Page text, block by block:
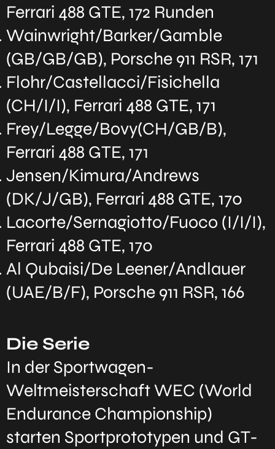
Ferrari 488 GTE, 172 Runden
Wainwright/Barker/Gamble
(GB/GB/GB), Porsche 911 RSR, 171
Flohr/Castellacci/Fisichella
(CH/I/I), Ferrari 488 GTE, 171
Frey/Legge/Bovy(CH/GB/B),
Ferrari 488 GTE, 171
Jensen/Kimura/Andrews
(DK/J/GB), Ferrari 488 GTE, 170
Lacorte/Sernagiotto/Fuoco (I/I/I),
Ferrari 488 GTE, 170
Al Qubaisi/De Leener/Andlauer
(UAE/B/F), Porsche 911 RSR, 166
Die Serie
In der Sportwagen-
Weltmeisterschaft WEC (World
Endurance Championship)
starten Sportprototypen und GT-